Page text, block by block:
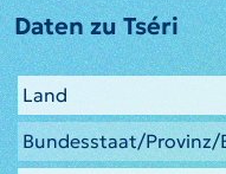
Daten zu Tséri
Land
Bundesstaat/Provinz/